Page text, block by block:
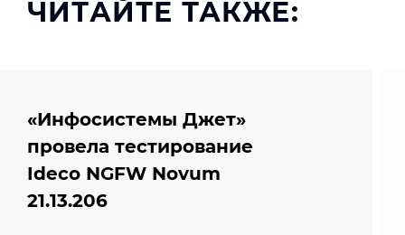
ЧИТАЙТЕ ТАКЖЕ:
«Инфосистемы Джет»
провела тестирование
Ideco NGFW Novum
21.13.206